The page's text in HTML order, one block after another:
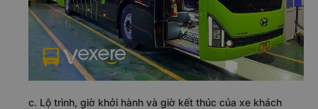
c. Lộ trình, giờ khởi hành và giờ kết thúc của xe khách